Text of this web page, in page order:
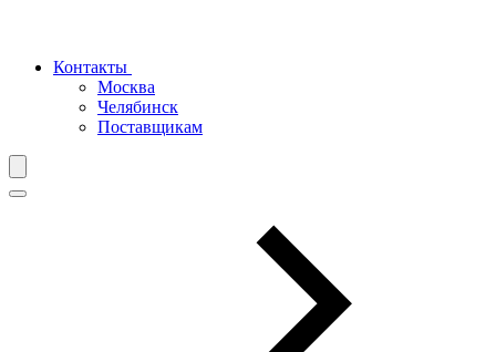
Контакты
Москва
Челябинск
Поставщикам